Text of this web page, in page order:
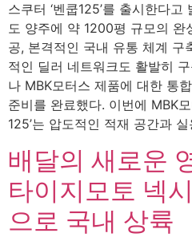
스쿠터 ‘벤쿱125’를 출시한다
도 양주에 약 1200평 규모의 완
공, 본격적인 국내 유통 체계 구
적인 딜러 네트워크도 활발히
나 MBK모터스 제품에 대한 통
준비를 완료했다. 이번에 MBK
125’는 압도적인 적재 공간과
배달의 새로운
타이지모토 넥
으로 국내 상륙